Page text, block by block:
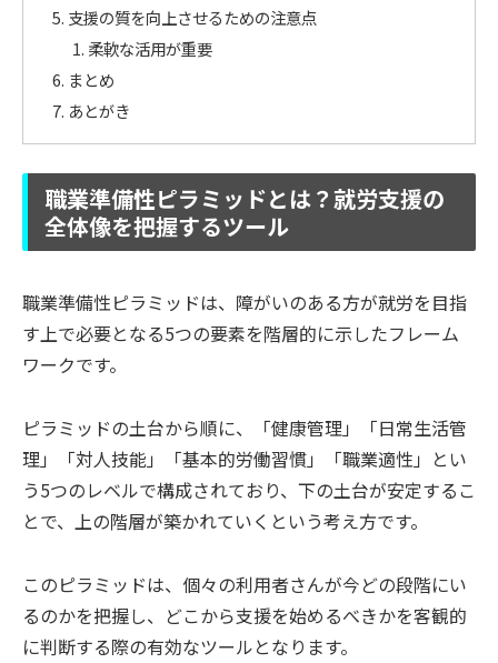
支援の質を向上させるための注意点
柔軟な活用が重要
まとめ
あとがき
職業準備性ピラミッドとは？就労支援の
全体像を把握するツール
職業準備性ピラミッドは、障がいのある方が就労を目指
す上で必要となる5つの要素を階層的に示したフレーム
ワークです。
ピラミッドの土台から順に、「健康管理」「日常生活管
理」「対人技能」「基本的労働習慣」「職業適性」とい
う5つのレベルで構成されており、下の土台が安定するこ
とで、上の階層が築かれていくという考え方です。
このピラミッドは、個々の利用者さんが今どの段階にい
るのかを把握し、どこから支援を始めるべきかを客観的
に判断する際の有効なツールとなります。